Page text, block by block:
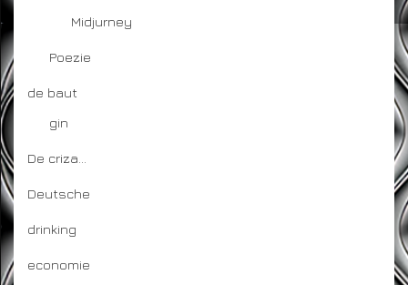
Midjurney
Poezie
de baut
gin
De criza…
Deutsche
drinking
economie